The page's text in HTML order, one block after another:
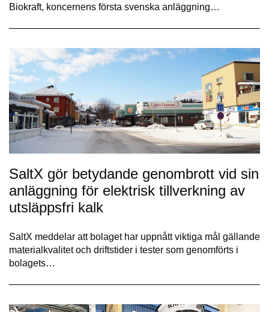
Biokraft, koncernens första svenska anläggning…
SaltX gör betydande genombrott vid sin
anläggning för elektrisk tillverkning av
utsläppsfri kalk
SaltX meddelar att bolaget har uppnått viktiga mål gällande
materialkvalitet och driftstider i tester som genomförts i
bolagets…